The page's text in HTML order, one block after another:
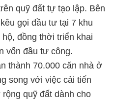
quỹ đất tự tạo lập. Bên
gọi đầu tư tại 7 khu
đồng thời triển khai
vốn đầu tư công.
thành 70.000 căn nhà ở
song với việc cải tiến
quỹ đất dành cho